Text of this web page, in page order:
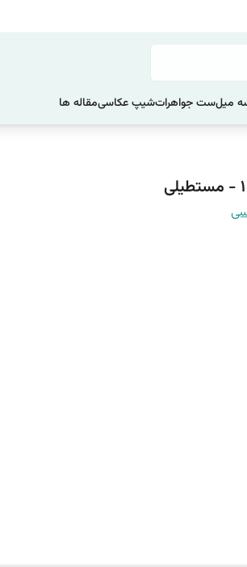
میلست جواهراتشیپ عکاسیمقاله ها